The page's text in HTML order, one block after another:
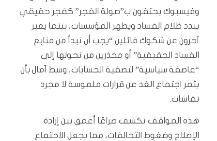
وفيسبوك يحتفون ب”صولة الفجر” كفجر حقيقي
يبدد ظلام الفساد ويطهر المؤسسات، بينما يعبر
آخرون عن شكوك قائلين “يجب أن تبدأ من منابع
الفساد الحقيقية” أو محذرين من تحولها إلى
“عاصفة سياسية” لتصفية الحسابات، وسط آمال بأن
يثمر اجتماع الغد عن قرارات ملموسة لا مجرد
نقاشات.
هذه المواقف تكشف صراعًا أعمق بين إرادة
الإصلاح وضغوط التحالفات، مما يجعل الاجتماع